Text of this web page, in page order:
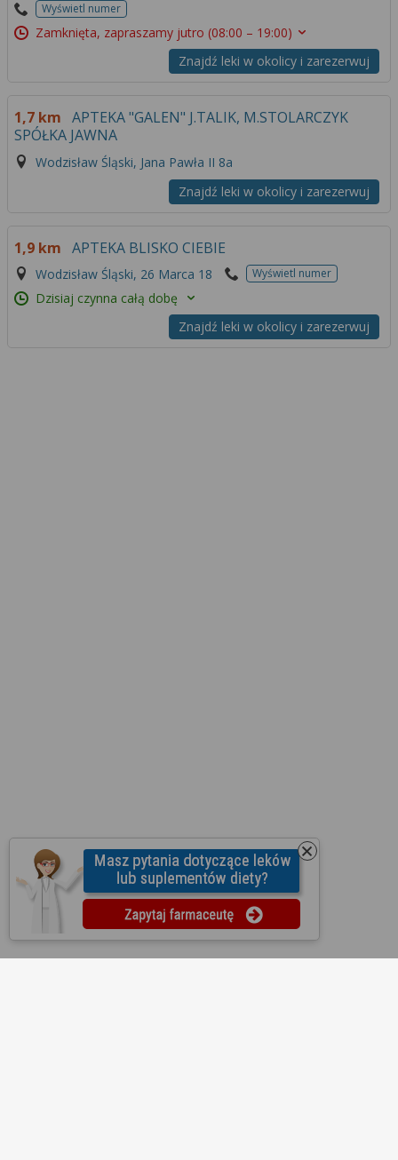
Wyświetl numer
Zamknięta, zapraszamy jutro (08:00 – 19:00)
Znajdź leki w okolicy i zarezerwuj
1,7 km APTEKA "GALEN" J.TALIK, M.STOLARCZYK
SPÓŁKA JAWNA
Wodzisław Śląski, Jana Pawła II 8a
Znajdź leki w okolicy i zarezerwuj
1,9 km APTEKA BLISKO CIEBIE
Wodzisław Śląski, 26 Marca 18 Wyświetl numer
Dzisiaj czynna całą dobę
Znajdź leki w okolicy i zarezerwuj